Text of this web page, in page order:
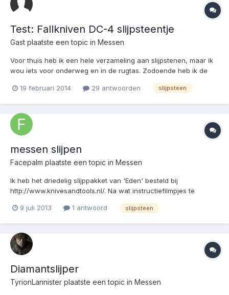
Test: Fallkniven DC-4 slijpsteentje
Gast plaatste een topic in Messen
Voor thuis heb ik een hele verzameling aan slijpstenen, maar ik
wou iets voor onderweg en in de rugtas. Zodoende heb ik de
de andere kant keramisch. Eerste test: mijn ouwe trouwe Al Mar
19 februari 2014 29 antwoorden slijpsteen
messen slijpen
Facepalm plaatste een topic in Messen
Ik heb het driedelig slijppakket van 'Eden' besteld bij
http://www.knivesandtools.nl/. Na wat instructiefilmpjes te
messenblok van een paar tientjes. Hoop dat ik morgenavond
9 juli 2013 1 antwoord slijpsteen
Diamantslijper
TyrionLannister plaatste een topic in Messen